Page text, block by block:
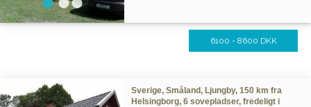
6100 - 8600 DKK
Sverige, Småland, Ljungby, 150 km fra
Helsingborg, 6 sovepladser, fredeligt i